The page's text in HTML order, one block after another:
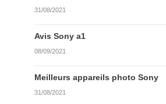
31/08/2021
Avis Sony a1
08/09/2021
Meilleurs appareils photo Sony
31/08/2021